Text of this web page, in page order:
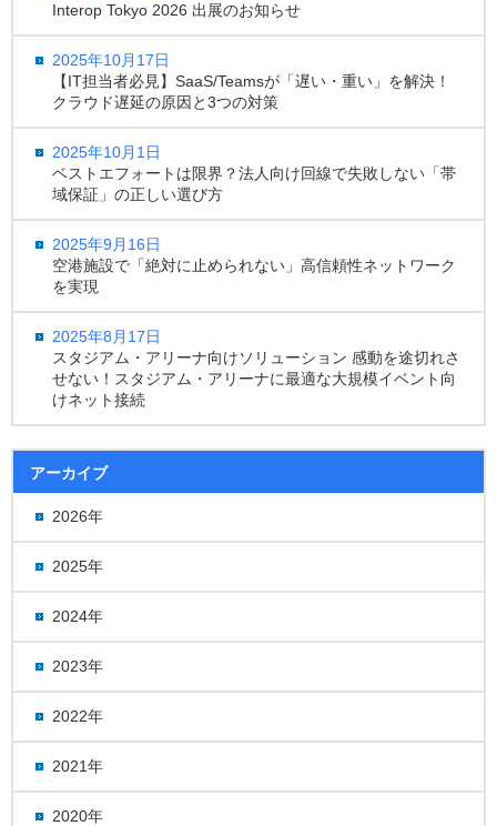
Interop Tokyo 2026 出展のお知らせ
2025年10月17日
【IT担当者必見】SaaS/Teamsが「遅い・重い」を解決！
クラウド遅延の原因と3つの対策
2025年10月1日
ベストエフォートは限界？法人向け回線で失敗しない「帯
域保証」の正しい選び方
2025年9月16日
空港施設で「絶対に止められない」高信頼性ネットワーク
を実現
2025年8月17日
スタジアム・アリーナ向けソリューション 感動を途切れさ
せない！スタジアム・アリーナに最適な大規模イベント向
けネット接続
アーカイブ
2026年
2025年
2024年
2023年
2022年
2021年
2020年